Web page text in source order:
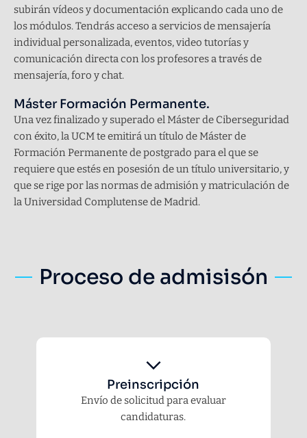
subirán vídeos y documentación explicando cada uno de
los módulos. Tendrás acceso a servicios de mensajería
individual personalizada, eventos, video tutorías y
comunicación directa con los profesores a través de
mensajería, foro y chat.
Máster Formación Permanente.
Una vez finalizado y superado el Máster de Ciberseguridad
con éxito, la UCM te emitirá un título de Máster de
Formación Permanente de postgrado para el que se
requiere que estés en posesión de un título universitario, y
que se rige por las normas de admisión y matriculación de
la Universidad Complutense de Madrid.
Proceso de admisisón
Preinscripción
Envío de solicitud para evaluar
candidaturas.